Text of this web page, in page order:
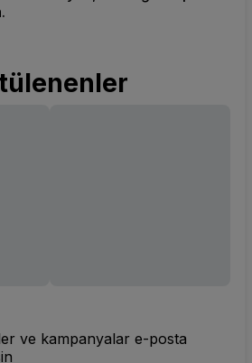
ve kampanyalar e-posta